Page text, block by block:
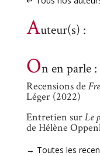
Auteur(s) :
On en parle :
Recensions de
Léger (2022)
Entretien surLe
de Hélène
→ Toutes les